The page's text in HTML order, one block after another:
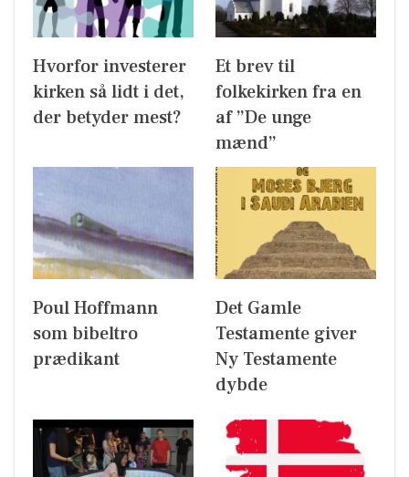
Hvorfor investerer
kirken så lidt i det,
der betyder mest?
Et brev til
folkekirken fra en
af ”De unge
mænd”
Poul Hoffmann
som bibeltro
prædikant
Det Gamle
Testamente giver
Ny Testamente
dybde